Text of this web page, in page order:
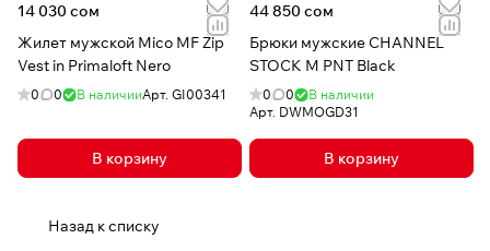
14 030 сом
Жилет мужской Mico MF Zip
Vest in Primaloft Nero
0 0 В наличииАрт. GI00341
В корзину
44 850 сом
Брюки мужские CHANNEL
STOCK M PNT Black
0 0
В наличии
Арт. DWMOGD31
В корзину
Назад к списку